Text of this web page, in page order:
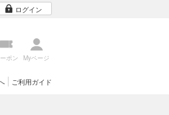
ログイン
ポン Myページ
ご利用ガイド